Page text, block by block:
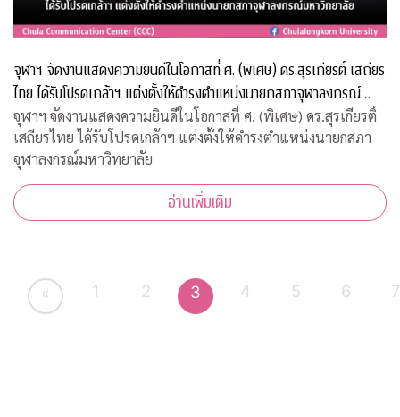
จุฬาฯ จัดงานแสดงความยินดีในโอกาสที่ ศ. (พิเศษ) ดร.สุรเกียรติ์ เสถียร
ไทย ได้รับโปรดเกล้าฯ แต่งตั้งให้ดำรงตำแหน่งนายกสภาจุฬาลงกรณ์
มหาวิทยาลัย
จุฬาฯ จัดงานแสดงความยินดีในโอกาสที่ ศ. (พิเศษ) ดร.สุรเกียรติ์
เสถียรไทย ได้รับโปรดเกล้าฯ แต่งตั้งให้ดำรงตำแหน่งนายกสภา
จุฬาลงกรณ์มหาวิทยาลัย
อ่านเพิ่มเติม
« 1 2 3 4 5 6 7